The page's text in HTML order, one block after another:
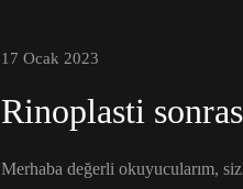
17 Ocak 2023
Rinoplasti
Merhaba değerli okuyucularım,